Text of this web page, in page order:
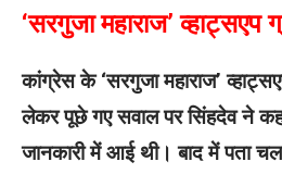
‘सरगुजा महाराज’
कांग्रेस के ‘सरगुजा महाराज’
लेकर पूछे गए सवाल पर सिंहदेव ने
जानकारी में आई थी। बाद में पता